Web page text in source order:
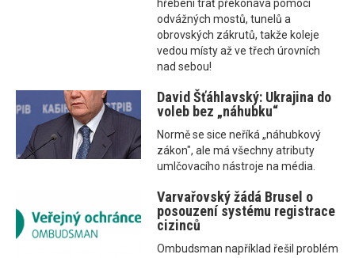
hřebeni trať překonává pomocí
odvážných mostů, tunelů a
obrovských zákrutů, takže koleje
vedou místy až ve třech úrovních
nad sebou!
David Šťáhlavský: Ukrajina do
voleb bez „náhubku“
Normě se sice neříká „náhubkový
zákon", ale má všechny atributy
umlčovacího nástroje na média.
Varvařovský žádá Brusel o
posouzení systému registrace
cizinců
Ombudsman například řešil problém